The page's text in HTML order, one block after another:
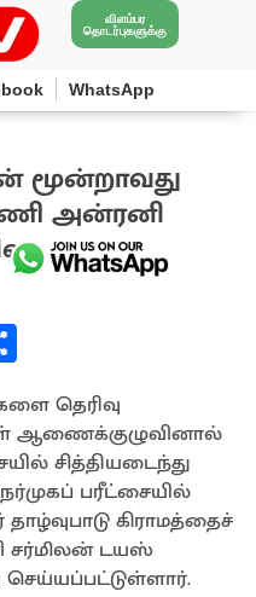
விளம்பர
தொடர்புகளுக்கு
WhatsApp
மூன்றாவது
அன்ரனி
ar
e
தெரிவு
ஆணைக்குழுவினால்
சித்தியடைந்து
பரீட்சையில்
கிராமத்தைச்
சர்மிலன் டயஸ்